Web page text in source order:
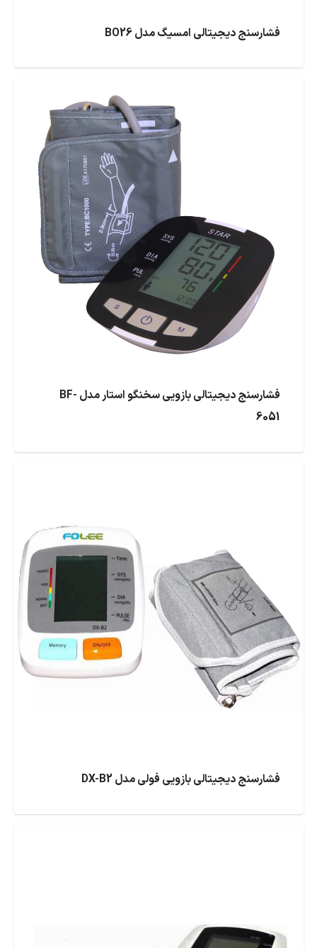
فشارسنج دیجیتالی امسیگ مدل BO26
فشارسنج دیجیتالی بازویی سخنگو استار مدل BF-
6051
فشارسنج دیجیتالی بازویی فولی مدل DX-B2